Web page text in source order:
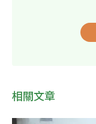
相關文章